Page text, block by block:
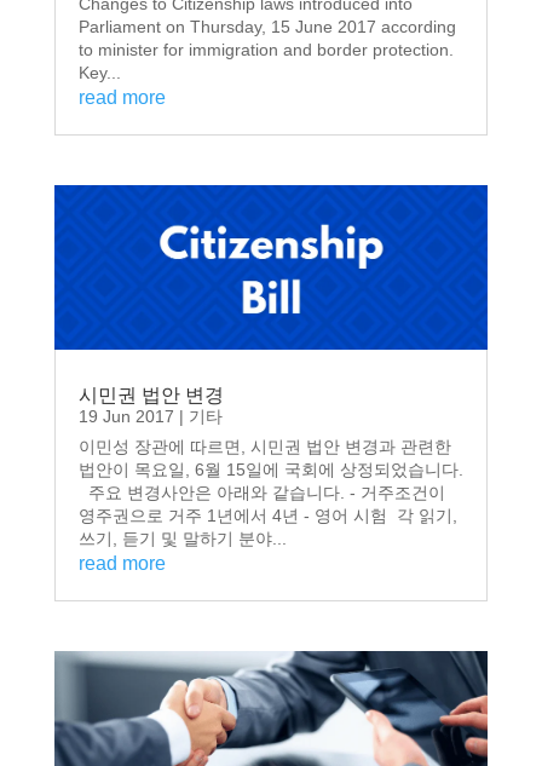
Parliament on Thursday, 15 June 2017 according
to minister for immigration and border protection.
Key...
read more
시민권 법안 변경
19 Jun 2017 | 기타
이민성 장관에 따르면, 시민권 법안 변경과 관련한
법안이 목요일, 6월 15일에 국회에 상정되었습니다.
주요 변경사안은 아래와 같습니다. - 거주조건이
영주권으로 거주 1년에서 4년 - 영어 시험 각 읽기,
쓰기, 듣기 및 말하기 분야...
read more